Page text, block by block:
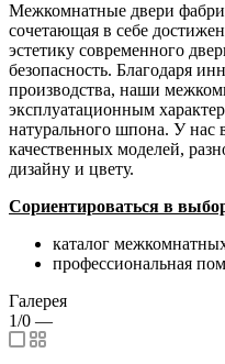
Межкомнатные двери
сочетающая в себе
эстетику современного
безопасность. Благодаря
производства, наши
эксплуатационным
натурального шпона. У
качественных моделей,
дизайну и цвету.
Сориентироваться в
каталог
профессиональная
Галерея
1/0 —